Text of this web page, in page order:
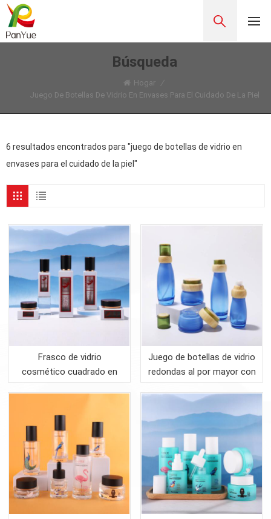
Búsqueda
Hogar
/
Juego De Botellas De Vidrio En Envases Para El Cuidado De La Piel
6 resultados encontrados para "juego de botellas de vidrio en
envases para el cuidado de la piel"
Frasco de vidrio
cosmético cuadrado en
envase para el cuidado de
Juego de botellas de vidrio
redondas al por mayor con
tapa de bambú para el
cuidado de la piel para
envases cosméticos